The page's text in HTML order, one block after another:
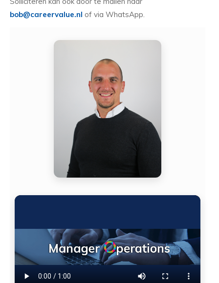
bob@careervalue.nl of via WhatsApp.